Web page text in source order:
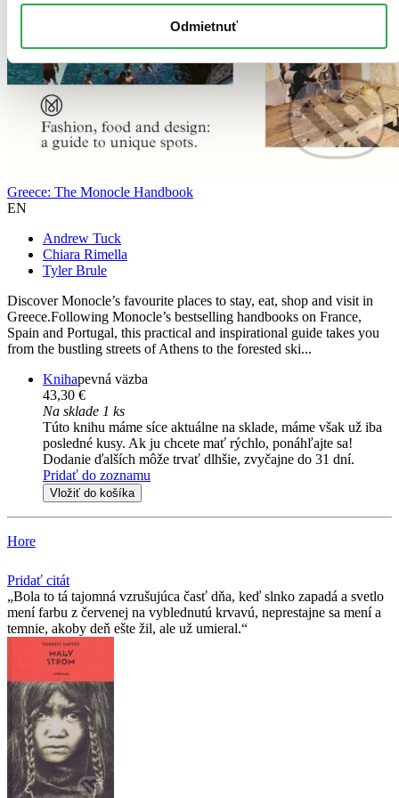
Odmietnuť
Greece: The Monocle Handbook
EN
Andrew Tuck
Chiara Rimella
Tyler Brule
Discover Monocle’s favourite places to stay, eat, shop and visit in
Greece.Following Monocle’s bestselling handbooks on France,
Spain and Portugal, this practical and inspirational guide takes you
from the bustling streets of Athens to the forested ski...
Knihapevná väzba
43,30 €
Na sklade 1 ks
Túto knihu máme síce aktuálne na sklade, máme však už iba
posledné kusy. Ak ju chcete mať rýchlo, ponáhľajte sa!
Dodanie ďalších môže trvať dlhšie, zvyčajne do 31 dní.
Pridať do zoznamu
Vložiť do košíka
Hore
Pridať citát
Bola to tá tajomná vzrušujúca časť dňa, keď slnko zapadá a svetlo
mení farbu z červenej na vyblednutú krvavú, neprestajne sa mení a
temnie, akoby deň ešte žil, ale už umieral.